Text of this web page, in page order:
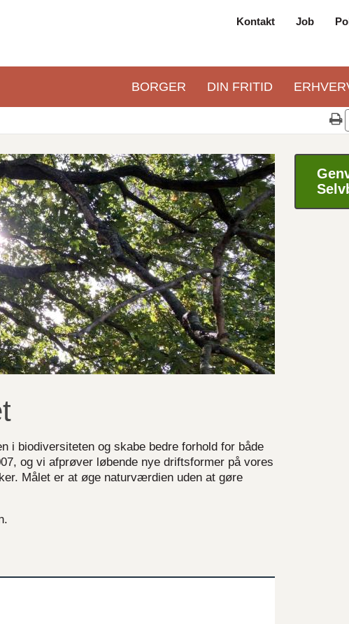
navigation
Kontakt Job
Primær
BORGER DIN FRITID
i biodiversiteten og skabe bedre forhold for både
og vi afprøver løbende nye driftsformer på vores
Målet er at øge naturværdien uden at gøre